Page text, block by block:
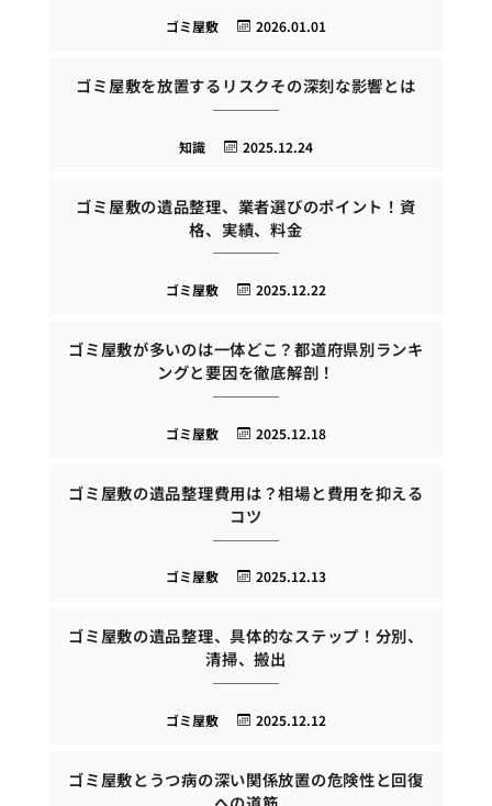
2026.01.01
ゴミ屋敷
ゴミ屋敷を放置するリスクその深刻な影響とは
2025.12.24
知識
ゴミ屋敷の遺品整理、業者選びのポイント！資
格、実績、料金
2025.12.22
ゴミ屋敷
ゴミ屋敷が多いのは一体どこ？都道府県別ランキ
ングと要因を徹底解剖！
2025.12.18
ゴミ屋敷
ゴミ屋敷の遺品整理費用は？相場と費用を抑える
コツ
2025.12.13
ゴミ屋敷
ゴミ屋敷の遺品整理、具体的なステップ！分別、
清掃、搬出
2025.12.12
ゴミ屋敷
ゴミ屋敷とうつ病の深い関係放置の危険性と回復